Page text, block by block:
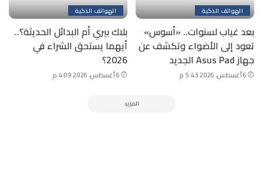
الهواتف الذكية
بعد غياب لسنوات.. «أسوس»
تعود إلى الأضواء وتكشف عن
جهاز Asus Pad الجديد
6 أغسطس، 2026 5:43 م
الهواتف الذكية
بلاك بيري أم البدائل الحديثة؟..
أيهما يستحق الشراء في
2026؟
6 أغسطس، 2026 4:09 م
المزيد